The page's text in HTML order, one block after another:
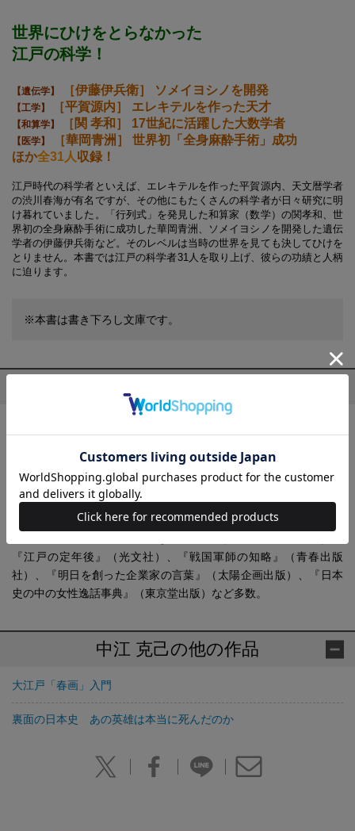
世界にひけをとらなかった
江戸の科学！
【遺伝学】 ［伊藤伊兵衛］ ソメイヨシノを開発
【工学】 ［平賀源内］ エレキテルを作った天才
【和算学】 ［関 孝和］ 17世紀に活躍した大数学者
【医学】
［華岡青洲］ 世界初「全身麻酔手術」成功
ほか全31人収録！
江戸時代の科学者といえば、エレキテルを作った平賀源内、天文暦学者
の渋川春海が有名ですが、その他にもたくさんの科学者が日々研究に明
け暮れていました。「行列式」を発見した和算家（数学）の関孝和、世
界初の全身麻酔手術に成功した華岡青洲、ソメイヨシノを開発した遺伝
学者の伊藤伊兵衛など。そのレベルは当時の世界を見ても決してひけを
とりません。本書では江戸の科学者31人を取り上げ、彼らの功績と人柄
に迫ります。
※本書は書き下ろし文庫です。
て、現在は歴史作家として、歴史の意外な側面に焦点を当てて執
筆をつづけている。主な著書に『新島八重 波瀾万丈――幕末のジ
ャンヌ・ダルク』『日本古代史 謎と怪事件』（以上、学研パブリ
ッシング）、『お江戸の意外な生活事情』『お江戸の意外な商売
『江戸の定年後』（光文社）、『戦国軍師の知略』（青春出版
社）、『明日を創った企業家の言葉』（太陽企画出版）、『日本
史の中の女性逸話事典』（東京堂出版）など多数。
中江 克己の他の作品
大江戸「春画」入門
裏面の日本史 あの英雄は本当に死んだのか